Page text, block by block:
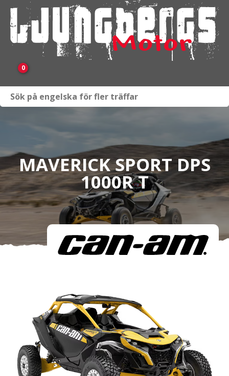
0
Verkstad
KAMPANJ
BRP
Släpvagnar & Skylift
Om oss
MAVERICK SPORT DPS
1000R T